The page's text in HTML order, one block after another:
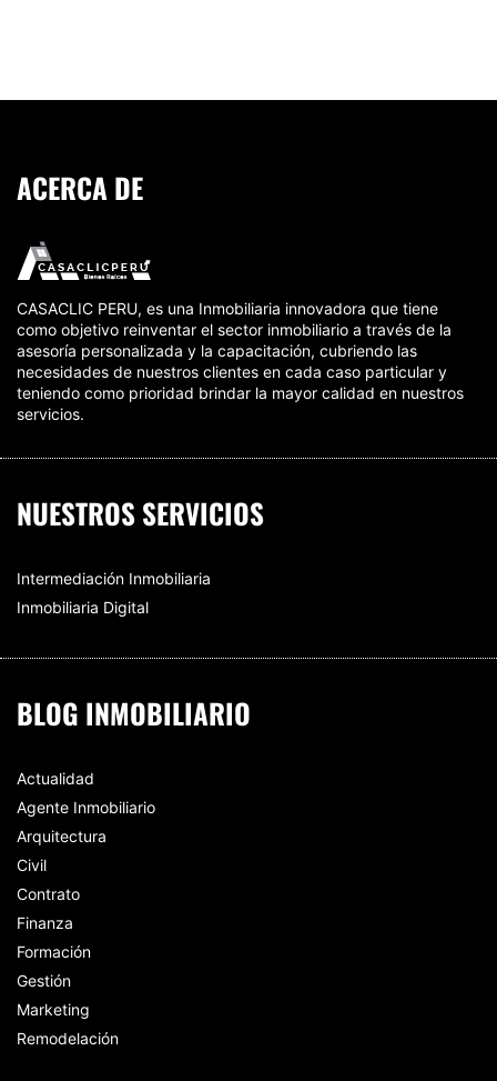
ACERCA DE
CASACLIC PERU, es una Inmobiliaria innovadora que tiene
como objetivo reinventar el sector inmobiliario a través de la
asesoría personalizada y la capacitación, cubriendo las
necesidades de nuestros clientes en cada caso particular y
teniendo como prioridad brindar la mayor calidad en nuestros
servicios.
NUESTROS SERVICIOS
Intermediación Inmobiliaria
Inmobiliaria Digital
BLOG INMOBILIARIO
Actualidad
Agente Inmobiliario
Arquitectura
Civil
Contrato
Finanza
Formación
Gestión
Marketing
Remodelación